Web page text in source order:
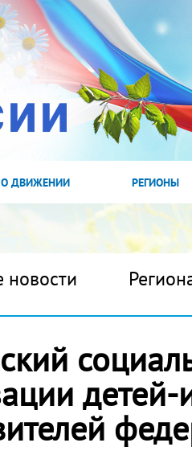
О ДВИЖЕНИИ РЕГИОНЫ